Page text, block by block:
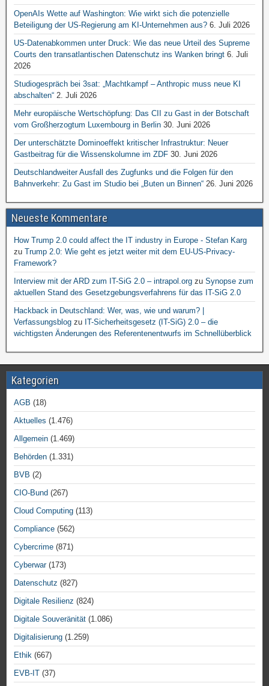
OpenAIs Wette auf Washington: Wie wirkt sich die potenzielle
Beteiligung der US-Regierung am KI-Unternehmen aus? 6. Juli 2026
US-Datenabkommen unter Druck: Wie das neue Urteil des Supreme
Courts den transatlantischen Datenschutz ins Wanken bringt 6. Juli
2026
Studiogespräch bei 3sat: „Machtkampf – Anthropic muss neue KI
abschalten“ 2. Juli 2026
Mehr europäische Wertschöpfung: Das CII zu Gast in der Botschaft
vom Großherzogtum Luxembourg in Berlin 30. Juni 2026
Der unterschätzte Dominoeffekt kritischer Infrastruktur: Neuer
Gastbeitrag für die Wissenskolumne im ZDF 30. Juni 2026
Deutschlandweiter Ausfall des Zugfunks und die Folgen für den
Bahnverkehr: Zu Gast im Studio bei „Buten un Binnen“ 26. Juni 2026
Neueste Kommentare
How Trump 2.0 could affect the IT industry in Europe - Stefan Karg
zu Trump 2.0: Wie geht es jetzt weiter mit dem EU-US-Privacy-
Framework?
Interview mit der ARD zum IT-SiG 2.0 – intrapol.org zu Synopse zum
aktuellen Stand des Gesetzgebungsverfahrens für das IT-SiG 2.0
Hackback in Deutschland: Wer, was, wie und warum? |
Verfassungsblog zu IT-Sicherheitsgesetz (IT-SiG) 2.0 – die
wichtigsten Änderungen des Referentenentwurfs im Schnellüberblick
Kategorien
AGB (18)
Aktuelles (1.476)
Allgemein (1.469)
Behörden (1.331)
BVB (2)
CIO-Bund (267)
Cloud Computing (113)
Compliance (562)
Cybercrime (871)
Cyberwar(173)
Datenschutz (827)
Digitale Resilienz (824)
Digitale Souveränität (1.086)
Digitalisierung (1.259)
Ethik (667)
EVB-IT (37)